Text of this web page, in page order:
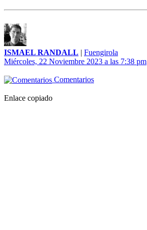
ISMAEL RANDALL | Fuengirola
Miércoles, 22 Noviembre 2023 a las 7:38 pm
Comentarios
Enlace copiado